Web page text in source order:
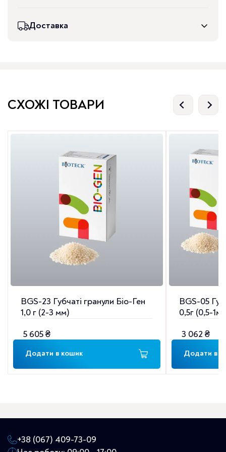
Доставка
СХОЖІ ТОВАРИ
BGS-23 Губчаті гранули Біо-Ген
1,0 г (2-3 мм)
5 605₴
Додати в кошик
BGS-05
0,5г (0,5-
3 062 ₴
Додати в
+38 (067) 409-73-09